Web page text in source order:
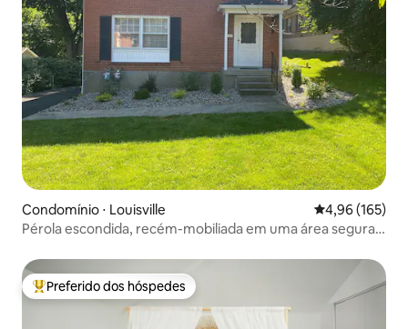
Condomínio ⋅ Louisville 4,96 de uma
4,96 (165)
Pérola escondida, recém-mobiliada em uma área segura e
Entre os melhores preferidos dos hóspedes
Preferido dos hóspedes